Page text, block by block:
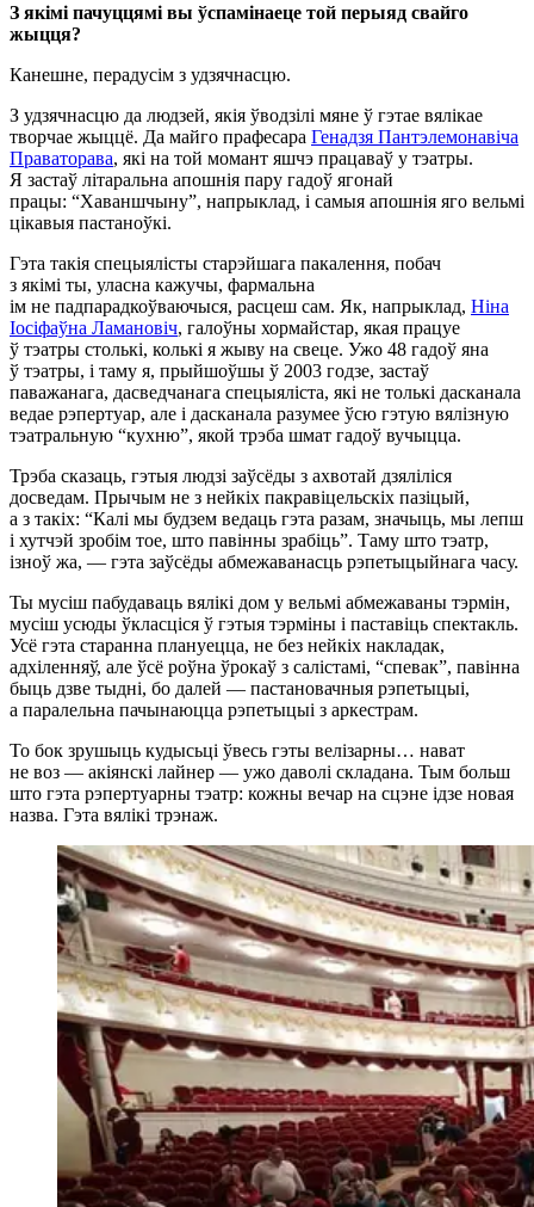
З якімі пачуццямі вы ўспамінаеце той перыяд свайго
жыцця?
Канешне, перадусім з удзячнасцю.
З удзячнасцю да людзей, якія ўводзілі мяне ў гэтае вялікае
творчае жыццё. Да майго прафесара Генадзя Пантэлемонавіча
Праваторава, які на той момант яшчэ працаваў у тэатры.
Я застаў літаральна апошнія пару гадоў ягонай
працы: “Хаваншчыну”, напрыклад, і самыя апошнія яго вельмі
цікавыя пастаноўкі.
Гэта такія спецыялісты старэйшага пакалення, побач
з якімі ты, уласна кажучы, фармальна
ім не падпарадкоўваючыся, расцеш сам. Як, напрыклад, Ніна
Іосіфаўна Ламановіч, галоўны хормайстар, якая працуе
ў тэатры столькі, колькі я жыву на свеце. Ужо 48 гадоў яна
ў тэатры, і таму я, прыйшоўшы ў 2003 годзе, застаў
паважанага, дасведчанага спецыяліста, які не толькі дасканала
ведае рэпертуар, але і дасканала разумее ўсю гэтую вялізную
тэатральную “кухню”, якой трэба шмат гадоў вучыцца.
Трэба сказаць, гэтыя людзі заўсёды з ахвотай дзяліліся
досведам. Прычым не з нейкіх пакравіцельскіх пазіцый,
а з такіх: “Калі мы будзем ведаць гэта разам, значыць, мы лепш
і хутчэй зробім тое, што павінны зрабіць”. Таму што тэатр,
ізноў жа, — гэта заўсёды абмежаванасць рэпетыцыйнага часу.
Ты мусіш пабудаваць вялікі дом у вельмі абмежаваны тэрмін,
мусіш усюды ўкласціся ў гэтыя тэрміны і паставіць спектакль.
Усё гэта старанна плануецца, не без нейкіх накладак,
адхіленняў, але ўсё роўна ўрокаў з салістамі, “спевак”, павінна
быць дзве тыдні, бо далей — пастановачныя рэпетыцыі,
а паралельна пачынаюцца рэпетыцыі з аркестрам.
То бок зрушыць кудысьці ўвесь гэты велізарны… нават
не воз — акіянскі лайнер — ужо даволі складана. Тым больш
што гэта рэпертуарны тэатр: кожны вечар на сцэне ідзе новая
назва. Гэта вялікі трэнаж.